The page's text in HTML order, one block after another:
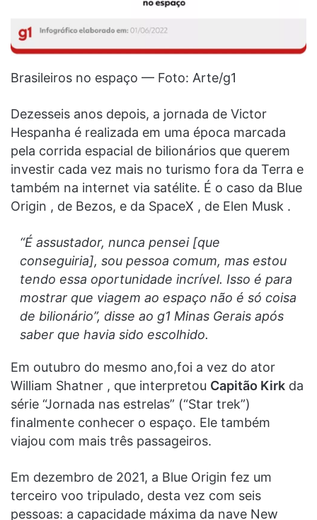
Brasileiros no espaço — Foto: Arte/g1
Dezesseis anos depois, a jornada de Victor
Hespanha é realizada em uma época marcada
pela corrida espacial de bilionários que querem
investir cada vez mais no turismo fora da Terra e
também na internet via satélite. É o caso da Blue
Origin , de Bezos, e da SpaceX , de Elen Musk .
“É assustador, nunca pensei [que
conseguiria], sou pessoa comum, mas estou
tendo essa oportunidade incrível. Isso é para
mostrar que viagem ao espaço não é só coisa
de bilionário”, disse ao g1 Minas Gerais após
saber que havia sido escolhido.
Em outubro do mesmo ano,foi a vez do ator
William Shatner , que interpretou Capitão Kirk da
série “Jornada nas estrelas” (“Star trek”)
finalmente conhecer o espaço. Ele também
viajou com mais três passageiros.
Em dezembro de 2021, a Blue Origin fez um
terceiro voo tripulado, desta vez com seis
pessoas: a capacidade máxima da nave New